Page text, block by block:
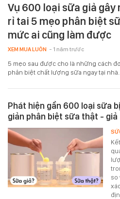
Vụ 600 loại sữa giả gây
rỉ tai 5 mẹo phân biệt
mức ai cũng làm được
XEM MUA LUÔN - 1 năm trước
5 mẹo sau được cho là những cách
phân biệt chất lượng sữa ngay tại nhà.
Phát hiện gần 600 loại sữa
giản phân biệt sữa thật - giả
so